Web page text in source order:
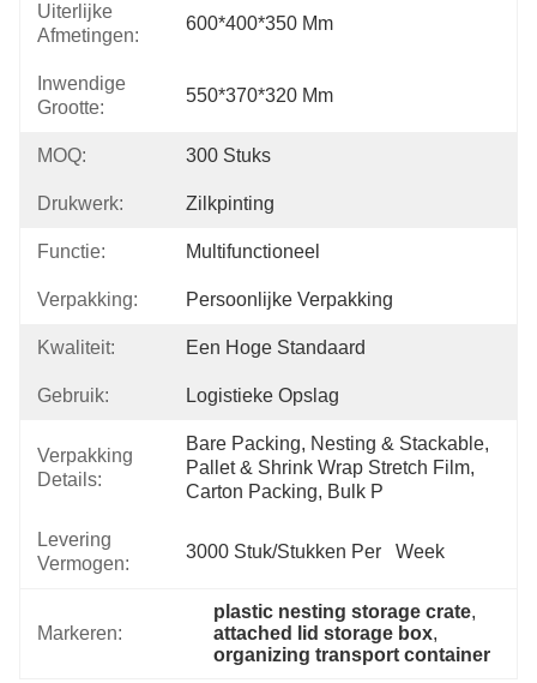
Uiterlijke
Afmetingen:
600*400*350 Mm
Inwendige
Grootte:
550*370*320 Mm
MOQ: 300 Stuks
Drukwerk: Zilkpinting
Functie: Multifunctioneel
Verpakking: Persoonlijke Verpakking
Kwaliteit: Een Hoge Standaard
Gebruik: Logistieke Opslag
Verpakking
Details:
Bare Packing, Nesting & Stackable,
Pallet & Shrink Wrap Stretch Film,
Carton Packing, Bulk P
Levering
Vermogen:
3000 Stuk/Stukken Per   Week
Markeren:
plastic nesting storage crate,
attached lid storage box,
organizing transport container